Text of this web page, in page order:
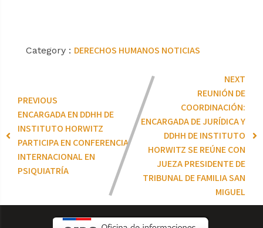
Category : DERECHOS HUMANOS NOTICIAS
PREVIOUS
ENCARGADA EN DDHH DE
INSTITUTO HORWITZ
PARTICIPA EN CONFERENCIA
INTERNACIONAL EN
PSIQUIATRÍA
NEXT
REUNIÓN DE
COORDINACIÓN:
ENCARGADA DE JURÍDICA Y
DDHH DE INSTITUTO
HORWITZ SE REÚNE CON
JUEZA PRESIDENTE DE
TRIBUNAL DE FAMILIA SAN
MIGUEL